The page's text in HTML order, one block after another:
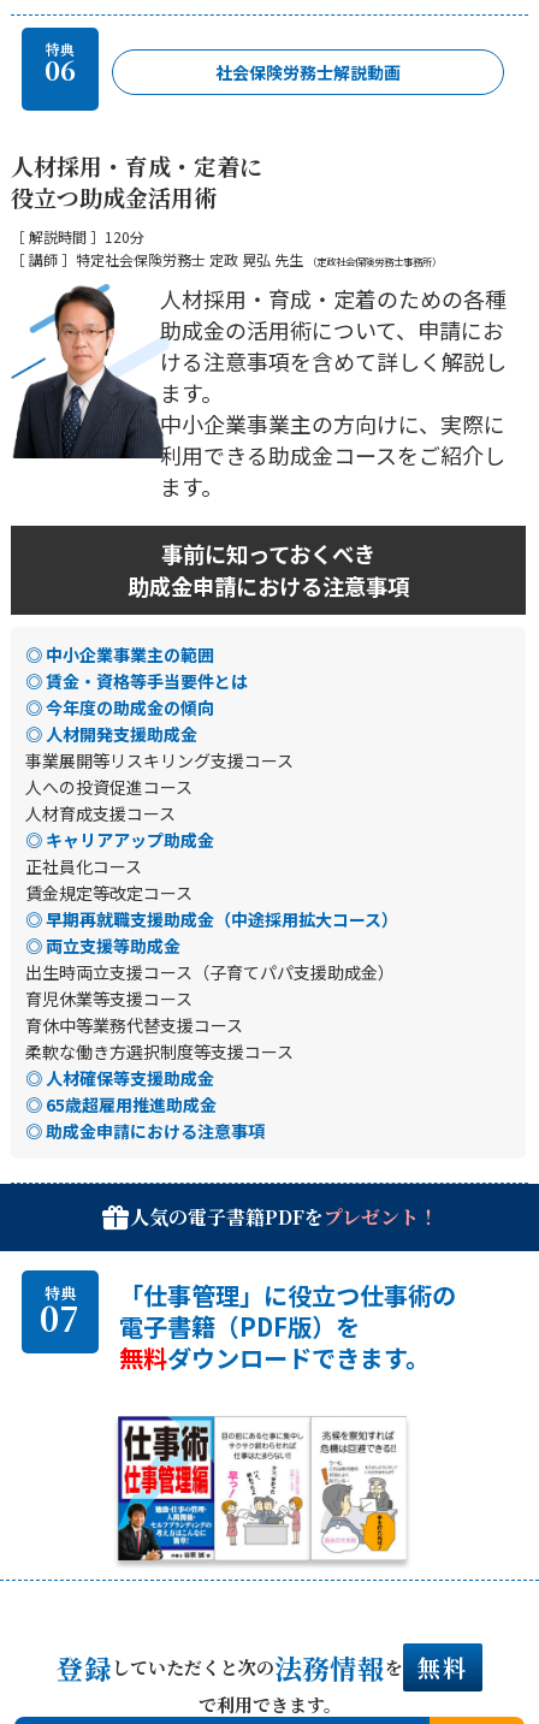
特典
06 社会保険労務士解説動画
人材採用・育成・定着に
役立つ助成金活用術
［ 解説時間 ］120分
［ 講師 ］特定社会保険労務士 定政 晃弘 先生
（定政社会保険労務士事務所）
事前に知っておくべき
助成金申請における注意事項
人材採用・育成・定着のための各種
助成金の活用術について、申請にお
ける注意事項を含めて詳しく解説し
ます。
中小企業事業主の方向けに、実際に
利用できる助成金コースをご紹介し
ます。
◎ 中小企業事業主の範囲
◎ 賃金・資格等手当要件とは
◎ 今年度の助成金の傾向
◎ 人材開発支援助成金
事業展開等リスキリング支援コース
人への投資促進コース
人材育成支援コース
◎ キャリアアップ助成金
正社員化コース
賃金規定等改定コース
◎ 早期再就職支援助成金（中途採用拡大コース）
◎ 両立支援等助成金
出生時両立支援コース（子育てパパ支援助成金）
育児休業等支援コース
育休中等業務代替支援コース
柔軟な働き方選択制度等支援コース
◎ 人材確保等支援助成金
◎ 65歳超雇用推進助成金
◎ 助成金申請における注意事項
人気の電子書籍PDFをプレゼント！
特典
07
「仕事管理」に役立つ仕事術の
電子書籍（PDF版）を
無料ダウンロードできます。
登録していただくと次の法務情報を 無料
で利用できます。